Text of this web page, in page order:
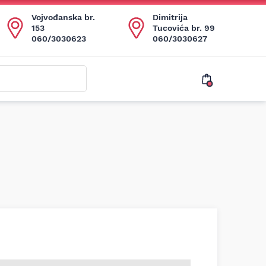
Vojvođanska br.
153
060/3030623
Dimitrija
Tucovića br. 99
060/3030627